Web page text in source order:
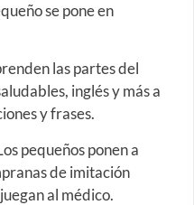
se pone en
las partes del
inglés y más a
y frases.
pequeños ponen a
de imitación
al médico.